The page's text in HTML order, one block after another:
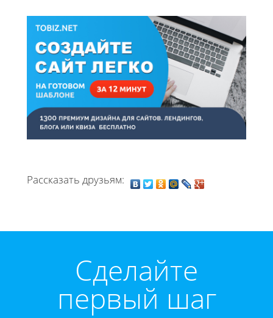
Рассказать друзьям:
Cделайте
первый шаг